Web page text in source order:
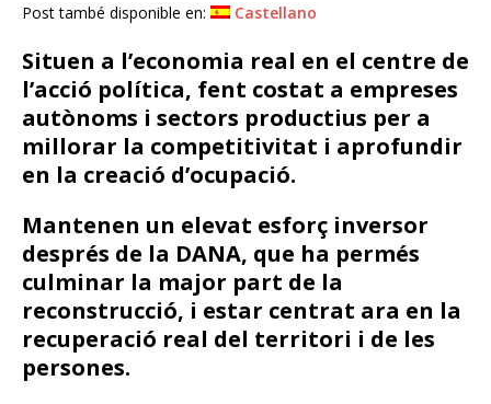
Post també disponible en: Castellano
Situen a l’economia real en el centre de
l’acció política, fent costat a empreses
autònoms i sectors productius per a
millorar la competitivitat i aprofundir
en la creació d’ocupació.
Mantenen un elevat esforç inversor
després de la DANA, que ha permés
culminar la major part de la
reconstrucció, i estar centrat ara en la
recuperació real del territori i de les
persones.